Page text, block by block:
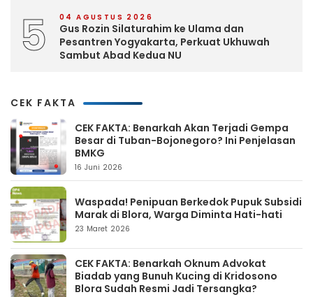
5 04 AGUSTUS 2026
Gus Rozin Silaturahim ke Ulama dan
Pesantren Yogyakarta, Perkuat Ukhuwah
Sambut Abad Kedua NU
CEK FAKTA
CEK FAKTA: Benarkah Akan Terjadi Gempa
Besar di Tuban-Bojonegoro? Ini Penjelasan
BMKG
16 Juni 2026
Waspada! Penipuan Berkedok Pupuk Subsidi
Marak di Blora, Warga Diminta Hati-hati
23 Maret 2026
CEK FAKTA: Benarkah Oknum Advokat
Biadab yang Bunuh Kucing di Kridosono
Blora Sudah Resmi Jadi Tersangka?